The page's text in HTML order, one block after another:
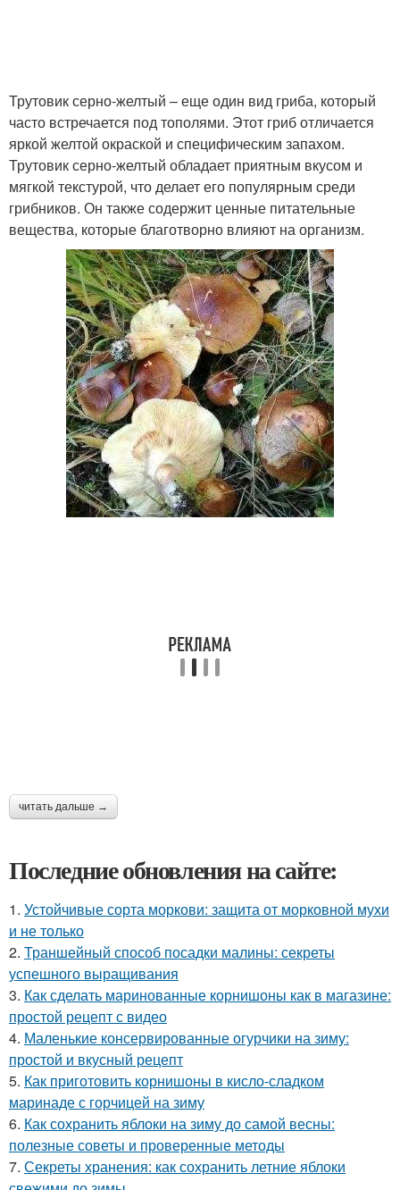
Трутовик серно-желтый – еще один вид гриба, который
часто встречается под тополями. Этот гриб отличается
яркой желтой окраской и специфическим запахом.
Трутовик серно-желтый обладает приятным вкусом и
мягкой текстурой, что делает его популярным среди
грибников. Он также содержит ценные питательные
вещества, которые благотворно влияют на организм.
читать дальше →
Последние обновления на сайте:
1. Устойчивые сорта моркови: защита от морковной мухи
и не только
2. Траншейный способ посадки малины: секреты
успешного выращивания
3. Как сделать маринованные корнишоны как в магазине:
простой рецепт с видео
4. Маленькие консервированные огурчики на зиму:
простой и вкусный рецепт
5. Как приготовить корнишоны в кисло-сладком
маринаде с горчицей на зиму
6. Как сохранить яблоки на зиму до самой весны:
полезные советы и проверенные методы
7. Секреты хранения: как сохранить летние яблоки